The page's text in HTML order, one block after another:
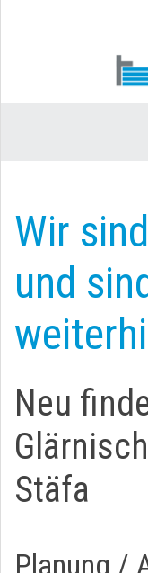
Wir
und
Neu
Stäfa
Planung /